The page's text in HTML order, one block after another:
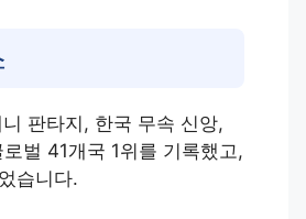
판타지, 한국 무속 신앙,
벌 41개국 1위를 기록했고,
습니다.